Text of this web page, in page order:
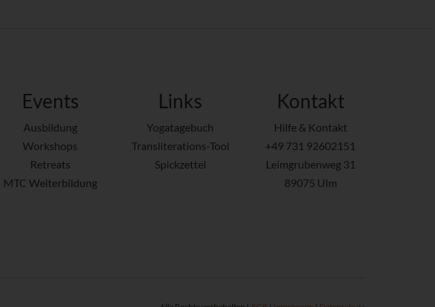
Events
Ausbildung
Workshops
Retreats
MTC Weiterbildung
Links
Yogatagebuch
Transliterations-Tool
Spickzettel
Kontakt
Hilfe & Kontakt
+49 731 92602151
Leimgrubenweg 31
89075 Ulm